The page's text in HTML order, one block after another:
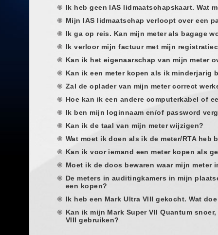
Ik heb geen IAS lidmaatschapskaart. Wat
Mijn IAS lidmaatschap verloopt over een
Ik ga op reis. Kan mijn meter als bagage
Ik verloor mijn factuur met mijn
Kan ik het eigenaarschap van mijn meter
Kan ik een meter kopen als ik minderjarig
Zal de oplader van mijn meter correct
Hoe kan ik een andere computerkabel of
Ik ben mijn loginnaam en/of password
Kan ik de taal van mijn meter wijzigen?
Wat moet ik doen als ik de meter/RTA heb
Kan ik voor iemand een meter kopen als
Moet ik de doos bewaren waar mijn meter
De meters in auditingkamers in mijn
een kopen?
Ik heb een Mark Ultra VIII gekocht. Wat
Kan ik mijn Mark Super VII Quantum
VIII gebruiken?